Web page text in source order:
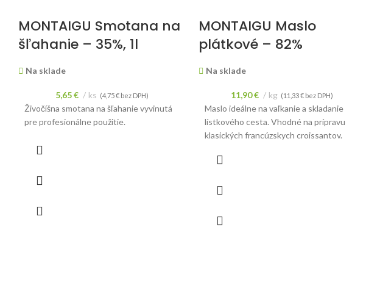
MONTAIGU Smotana na
šľahanie – 35%, 1l
Na sklade
5,65€ ks (4,75€ bez DPH)
Živočíšna smotana na šľahanie vyvinutá
pre profesionálne použitie.
MONTAIGU Maslo
plátkové – 82%
Na sklade
11,90€ kg (11,33€ bez DPH)
Maslo ideálne na vaľkanie a skladanie
lístkového cesta. Vhodné na prípravu
klasických francúzskych croissantov.
Cena je uvedená za 1kg.